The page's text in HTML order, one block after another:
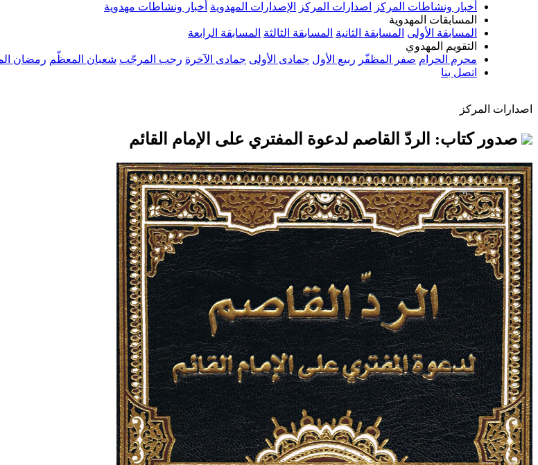
أخبار ونشاطات المركز
اصدارات المركز الإصدارات المهدوية أخبار ونشاطات مهدوية
المسابقات المهدوية
المسابقة الأولى المسابقة الثانية المسابقة الثالثة المسابقة الرابعة
التقويم المهدوي
محرم الحرام صفر المظفّر ربيع الأول جمادى الأولى جمادى الآخرة رجب المرجّب شعبان المعظّم رمضان
اتصل بنا
اصدارات المركز
صدور كتاب: الردّ القاصم لدعوة المفتري على الإمام القائم